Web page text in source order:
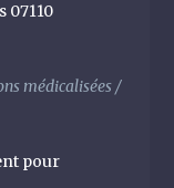
07110
médicalisées /
pour